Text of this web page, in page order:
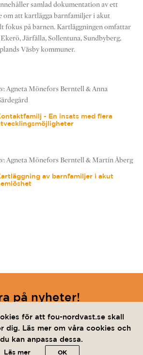
samlad dokumentation av ett
om att kartlägga barnfamiljer i akut
fokus på barnen. Kartläggningen omfattar
Järfälla, Sollentuna, Sundbyberg,
Väsby kommuner.
Agneta Mönefors Berntell & Anna
- En insats med flera
Agneta Mönefors Berntell & Martin Åberg
av barnfamiljer i akut
på nyheter!
på nyhetsbrevet och har läst
för att fou-nordvast.se skall
dig. Läs mer om våra cookies och
kan anpassa dessa.
Läs mer OK